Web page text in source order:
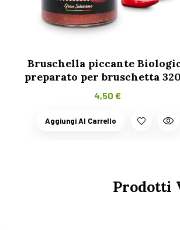
Bruschella piccante
preparato per bruschetta
4,50 €
Aggiungi Al Carrello
Prodotti